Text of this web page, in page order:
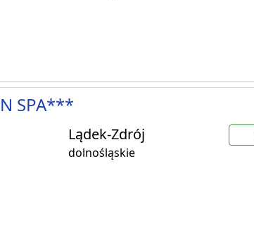
SPA***
Lądek-Zdrój
dolnośląskie